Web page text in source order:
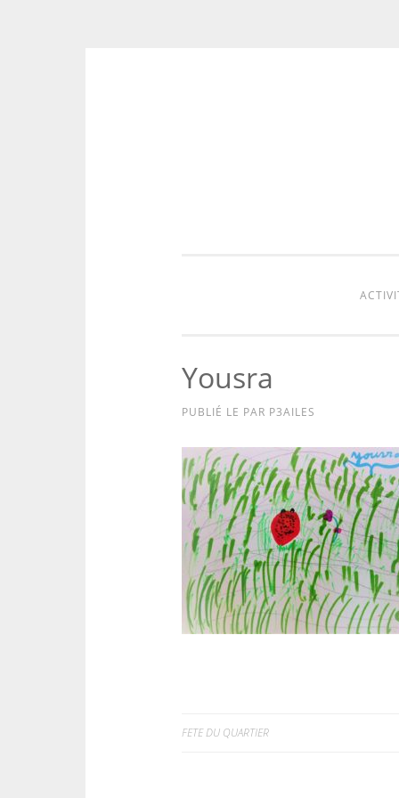
Yousra
PUBLIÉ LE PAR P3AILES
Navigation
FETE DU QUARTIER